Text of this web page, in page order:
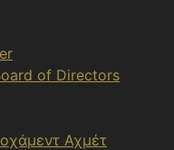
of Directors
Αχμέτ